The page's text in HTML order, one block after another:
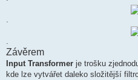
.
.
Závěrem
Input Transformer je trošku
kde lze vytvářet daleko složitější